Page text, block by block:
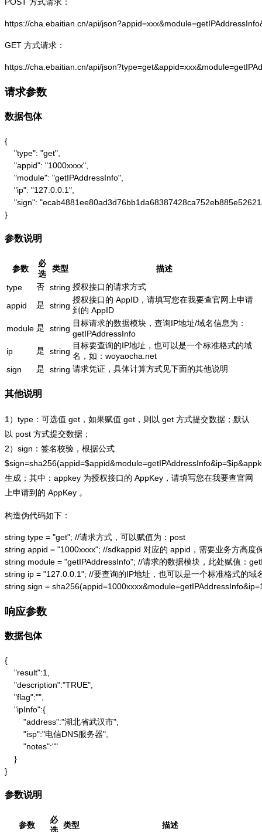
POST 方式请求：
https://cha.ebaitian.cn/api/
GET 方式请求：
https://cha.ebaitian.cn/api/
请求参数
数据包体
{
    "type": "get",
    "appid": "1000xxxx",
    "module": "getIPAddressInfo",
    "ip": "127.0.0.1",
"sign":
}
参数说明
参数
必
选
类型
描述
type
否 string 授权接口的请求方式
appid
是 string
授权接口的 AppID，请填写您在我要查官网上申请
到的 AppID
module 是 string
目标请求的数据模块，查询IP地址/域名信息为：
getIPAddressInfo
ip
是 string
目标要查询的IP地址，也可以是一个标准格式的域
名，如：woyaocha.net
sign
是 string 请求凭证，具体计算方式见下面的其他说明
其他说明
1）type：可选值 get，如果赋值 get，则以 get 方式提交数据；默认
以 post 方式提交数据；
2）sign：签名校验，根据公式
生成；其中：appkey 为授权接口的 AppKey，请填写您在我要查官网
上申请到的 AppKey 。
构造伪代码如下：
string type = "get"; //请求方式，可以赋值为：post
string appid = "1000xxxx"; //sdkappid 对应的 appid，需要业务方高度
string module = "getIPAddressInfo"; //请求的数据模块，此处赋值：
string ip = "127.0.0.1"; //要查询的IP地址，也可以是一个标准格式的域
string sign =
响应参数
数据包体
{
    "result":1,
    "description":"TRUE",
    "flag":"",
    "ipInfo":{
        "address":"湖北省武汉市",
        "isp":"电信DNS服务器",
        "notes":""
    }
}
参数说明
参数
必
类型 描述